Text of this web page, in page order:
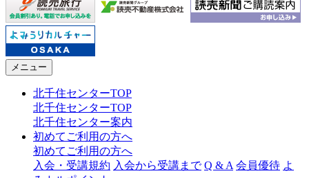
メニュー
北千住センターTOP
北千住センターTOP
北千住センター案内
初めてご利用の方へ
初めてご利用の方へ
入会・受講規約 入会から受講まで Q & A 会員優待 よ